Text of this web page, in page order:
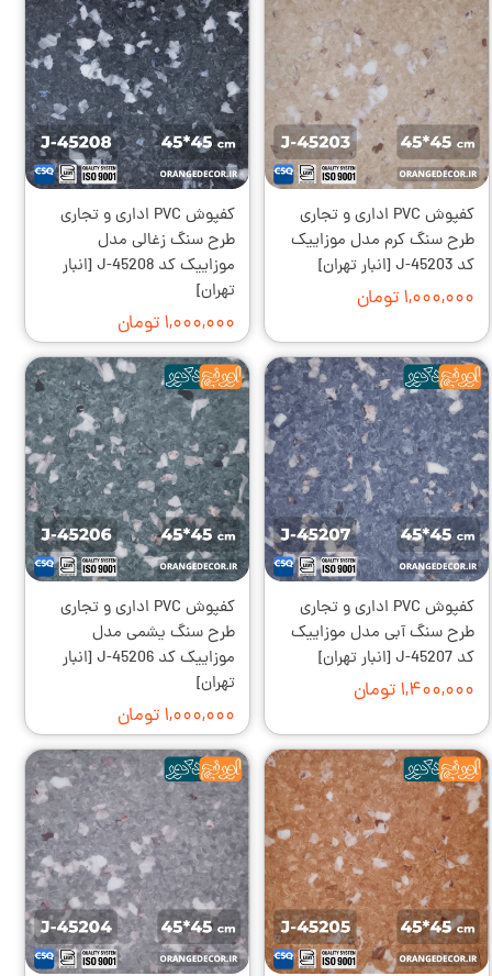
کفپوش PVC اداری و تجاری
طرح سنگ کرم مدل موزاییک
کد J-45203 [انبار تهران]
۱,۰۰۰,۰۰۰ تومان
کفپوش PVC اداری و تجاری
طرح سنگ زغالی مدل
موزاییک کد J-45208 [انبار
تهران]
۱,۰۰۰,۰۰۰ تومان
کفپوش PVC اداری و تجاری
طرح سنگ آبی مدل موزاییک
کد J-45207 [انبار تهران]
۱,۴۰۰,۰۰۰ تومان
کفپوش PVC اداری و تجاری
طرح سنگ یشمی مدل
موزاییک کد J-45206 [انبار
تهران]
۱,۰۰۰,۰۰۰ تومان